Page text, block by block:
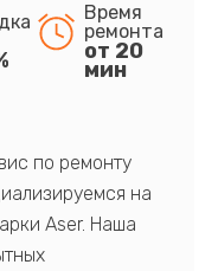
Время
ремонта
от 20
мин
по ремонту
на
Aser. Наша